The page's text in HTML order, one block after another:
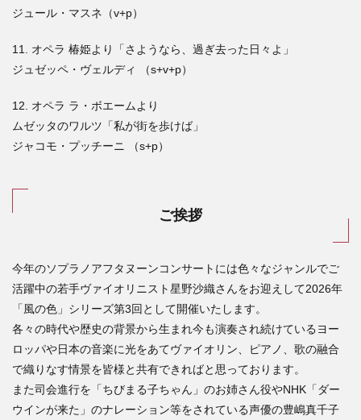
ジュール・マスネ（v+p）
11. オペラ 椿姫より「さようなら、過ぎ去った日々よ」
ジュゼッペ・ヴェルディ （s+v+p）
12. オペラ ラ・ボエームより
ムゼッタのワルツ「私が街を歩けば」
ジャコモ・プッチーニ （s+p）
ご挨拶
今年のソプラノアフタヌーンコンサートには色々なジャンルでご
活躍中の若手ヴァイオリニスト星野沙織さんをお迎えして2026年
「風の色」シリーズ第3回として開催いたします。
各々の時代や歴史の背景から生まれ今も演奏され続けているヨー
ロッパや日本の音楽に光をあてヴァイオリン、ピアノ、歌の融合
で織りなす情景を皆様と共有できればと思っております。
また司会進行を「ちびまる子ちゃん」のお姉さん役やNHK「ダー
ウインが来た」のナレーション等をされている声優の豊嶋真千子